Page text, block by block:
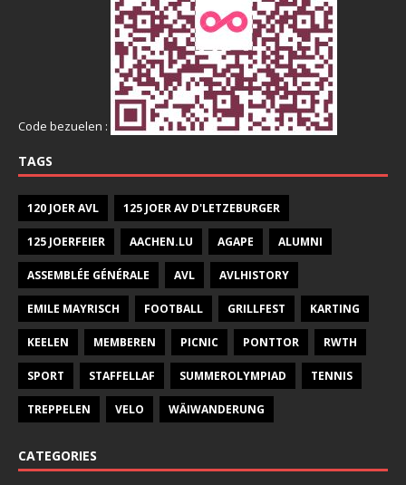
Code bezuelen :
TAGS
120 JOER AVL 125 JOER AV D'LETZEBURGER
125 JOERFEIER AACHEN.LU AGAPE ALUMNI
ASSEMBLÉE GÉNÉRALE AVL AVLHISTORY
EMILE MAYRISCH FOOTBALL GRILLFEST KARTING
KEELEN MEMBEREN PICNIC PONTTOR RWTH
SPORT STAFFELLAF SUMMEROLYMPIAD TENNIS
TREPPELEN VELO WÄIWANDERUNG
CATEGORIES